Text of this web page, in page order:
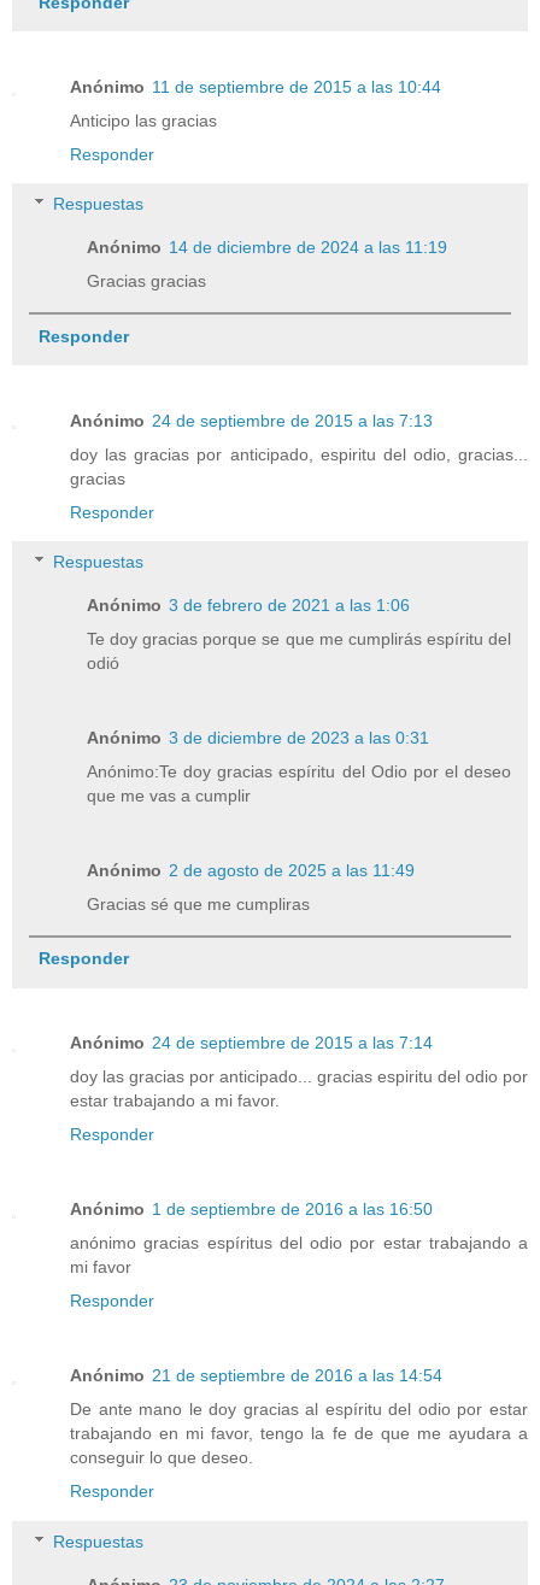
Anónimo 11 de septiembre de 2015 a las 10:44
Anticipo las gracias
Responder
Respuestas
Anónimo 14 de diciembre de 2024 a las 11:19
Gracias gracias
Responder
Anónimo 24 de septiembre de 2015 a las 7:13
doy las gracias por anticipado, espiritu del odio, gracias...
gracias
Responder
Respuestas
Anónimo 3 de febrero de 2021 a las 1:06
Te doy gracias porque se que me cumplirás espíritu del
odió
Anónimo 3 de diciembre de 2023 a las 0:31
Anónimo:Te doy gracias espíritu del Odio por el deseo
que me vas a cumplir
Anónimo 2 de agosto de 2025 a las 11:49
Gracias sé que me cumpliras
Responder
Anónimo 24 de septiembre de 2015 a las 7:14
doy las gracias por anticipado... gracias espiritu del odio por
estar trabajando a mi favor.
Responder
Anónimo 1 de septiembre de 2016 a las 16:50
anónimo gracias espíritus del odio por estar trabajando a
mi favor
Responder
Anónimo 21 de septiembre de 2016 a las 14:54
De ante mano le doy gracias al espíritu del odio por estar
trabajando en mi favor, tengo la fe de que me ayudara a
conseguir lo que deseo.
Responder
Respuestas